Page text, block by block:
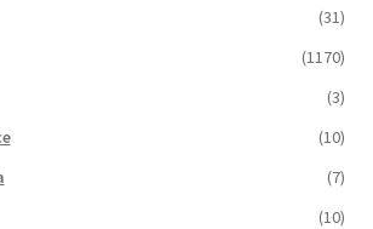
(31)
(1170)
(3)
(10)
(7)
(10)